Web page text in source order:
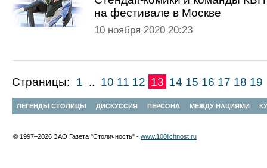
на фестивале в Москве
10 ноября 2020 20:23
Страницы: 1 .. 10 11 12 13 14 15 16 17 18 19
ЛЕГЕНДЫ СТОЛИЦЫ ДИСКУССИЯ ПЕРСОНА МЕЖДУ НАЦИЯМИ
© 1997–2026 ЗАО Газета "Столичность" - www.100lichnost.ru